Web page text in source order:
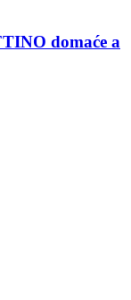
domaće a